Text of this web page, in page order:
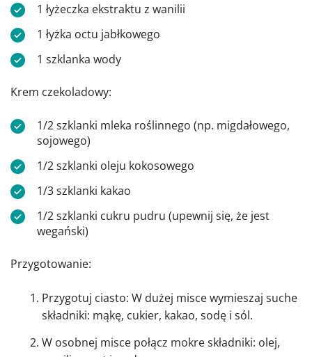
1 łyżeczka ekstraktu z wanilii
1 łyżka octu jabłkowego
1 szklanka wody
Krem czekoladowy:
1/2 szklanki mleka roślinnego (np. migdałowego,
sojowego)
1/2 szklanki oleju kokosowego
1/3 szklanki kakao
1/2 szklanki cukru pudru (upewnij się, że jest
wegański)
Przygotowanie:
Przygotuj ciasto: W dużej misce wymieszaj suche
składniki: mąkę, cukier, kakao, sodę i sól.
W osobnej misce połącz mokre składniki: olej,